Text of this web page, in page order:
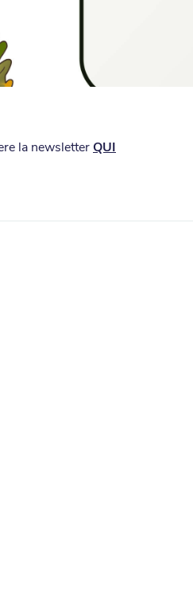
la newsletterQUI